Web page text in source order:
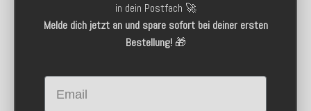
in dein Postfach 🚀
Melde dich jetzt an und spare sofort bei deiner ersten
Bestellung!🎁
Email